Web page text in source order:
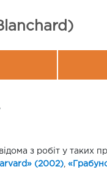
з робіт у таких
(2002)